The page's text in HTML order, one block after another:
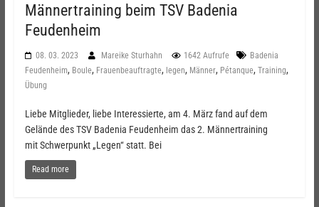
Männertraining beim TSV Badenia
Feudenheim
08. 03. 2023 Mareike Sturhahn 1642 Aufrufe
Badenia
Feudenheim, Boule, Frauenbeauftragte, legen, Männer, Pétanque, Training,
Übung
Liebe Mitglieder, liebe Interessierte, am 4. März fand auf dem
Gelände des TSV Badenia Feudenheim das 2. Männertraining
mit Schwerpunkt „Legen“ statt. Bei
Read more